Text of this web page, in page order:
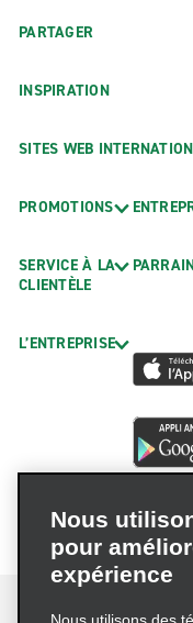
PARTAGER
INSPIRATION
SITES WEB
PROMOTIONS
SERVICE À LA
CLIENTÈLE
L’ENTREPRISE
Nous
pour
expérience